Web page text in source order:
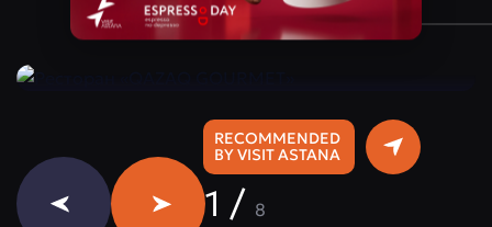
RECOMMENDED
BY VISIT ASTANA
Instagram:@qazaq.gourmet
1 / 8